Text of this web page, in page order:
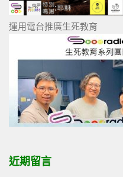
運用電台推廣生死教育
近期留言